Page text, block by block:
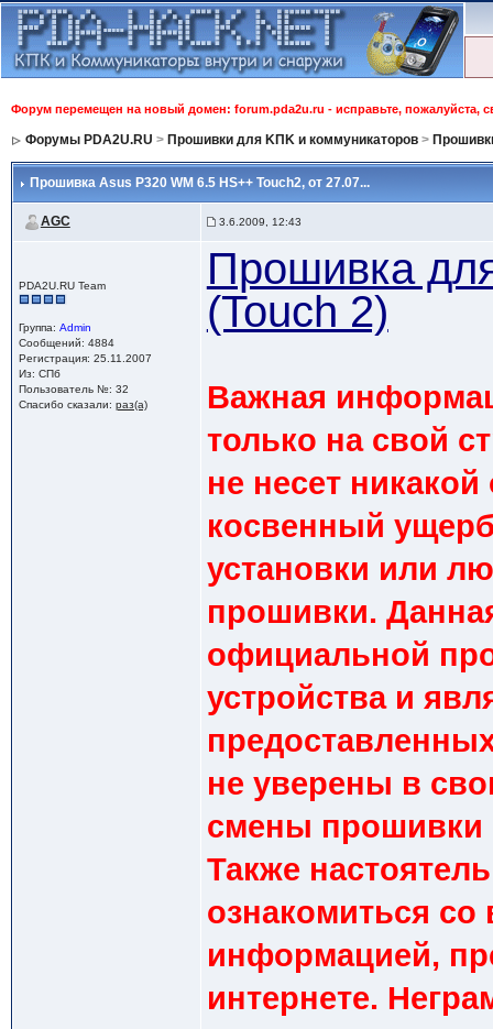
Форум перемещен на новый домен: forum.pda2u.ru - исправьте, пожалуйста,
Форумы PDA2U.RU > Прошивки для KПK и коммуникаторов>
Прошивка Asus P320 WM 6.5 HS++ Touch2, от 27.07...
AGC 3.6.2009, 12:43
PDA2U.RU Team
Группа: Admin
Сообщений: 4884
Регистрация: 25.11.2007
Из: СПб
Пользователь №: 32
Спасибо сказали: раз(а)
Прошивка
(Touch 2)
Важная
только на свой
не несет
косвенный
установки или
прошивки.
официальной
устройства и
не уверены в
смены прошивки
Также
ознакомиться
информацией,
интернете.